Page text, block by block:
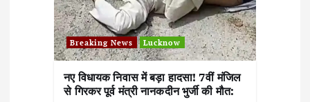
Breaking News Lucknow
नए विधायक निवास में बड़ा हादसा! 7वीं मंजिल
से गिरकर पूर्व मंत्री नानकदीन भुर्जी की मौत: